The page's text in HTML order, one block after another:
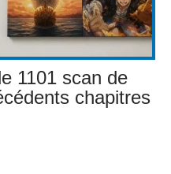
1101 scan de
chapitres